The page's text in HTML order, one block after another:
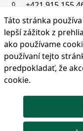
Táto stránka
lepší zážitok z
ako používame
používaní tejto
predpokladať, že
cookie.
+421 915 155
+36/30 343
Lincos s.r.o.,
Rača, Slovensko
Iba sídlo firmy